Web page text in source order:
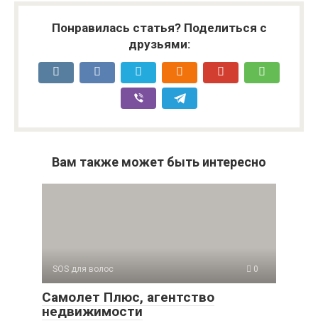
Понравилась статья? Поделиться с
друзьями:
Вам также может быть интересно
SOS для волос 0
Самолет Плюс, агентство
недвижимости